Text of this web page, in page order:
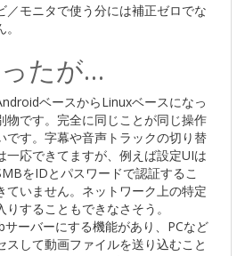
／モニタで使う分には補正ゼロでな
たが…
ベースからLinuxベースになっ
物です。完全に同じことが同じ操作
です。字幕や音声トラックの切り替
一応できてますが、例えば設定UIは
をIDとパスワードで認証するこ
ていません。ネットワーク上の特定
することもできなさそう。
サーバーにする機能があり、PCなど
スして動画ファイルを送り込むこと